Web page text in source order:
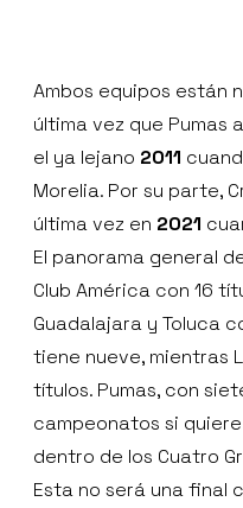
Ambos equipos están
última vez que Pumas
el ya lejano 2011
Morelia. Por su parte,
última vez en 2021
El panorama general
Club América con 16
Guadalajara y Toluca
tiene nueve, mientras
títulos. Pumas, con
campeonatos si
dentro de los Cuatro
Esta no será una final